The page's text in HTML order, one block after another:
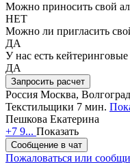
Можно приносить свой
НЕТ
Можно ли пригласить
ДА
У нас есть
ДА
Запросить расчет
Россия Москва,
Текстильщики 7 мин.
Пешкова Екатерина
+7 9... Показать
Сообщение в чат
Пожаловаться или